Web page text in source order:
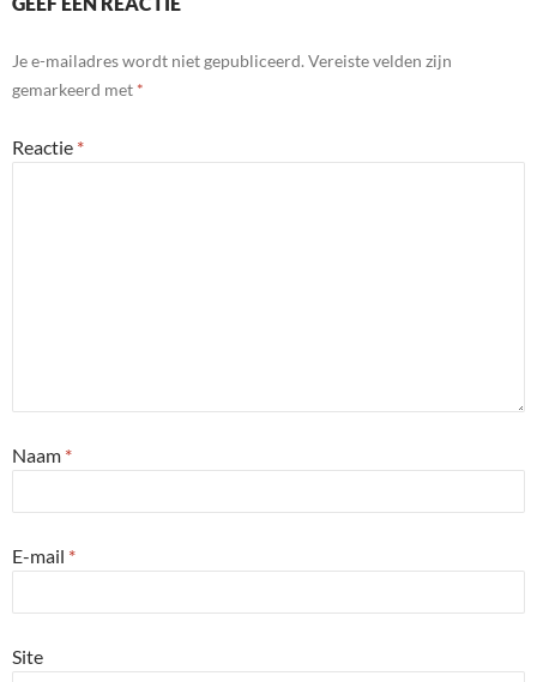
Je e-mailadres wordt niet gepubliceerd. Vereiste velden zijn
gemarkeerd met *
Reactie *
Naam *
E-mail *
Site